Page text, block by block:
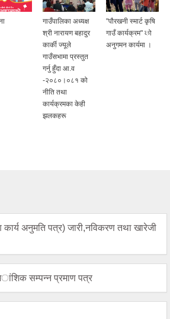
गाउँपालिका अध्यक्ष
श्री नारायण बहादुर
कार्की ज्यूले
गाउँसभामा प्रस्तुत
गर्नु हुँदा आ.व
-२०८०।०८१ को
नीति तथा
कार्यक्रमका केही
झलकहरू
"पौरखनी स्मार्ट कृषि
गाउँ कार्यक्रम" को
अनुगमन कार्यमा ।
कार्य अनुमति पत्र) जारी,नविकरण तथा खारेजी
अांशिक सम्पन्न प्रमाण पत्र